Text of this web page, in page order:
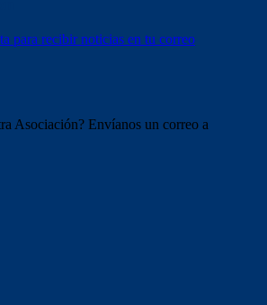
para recibir noticias en tu correo
Asociación? Envíanos un correo a